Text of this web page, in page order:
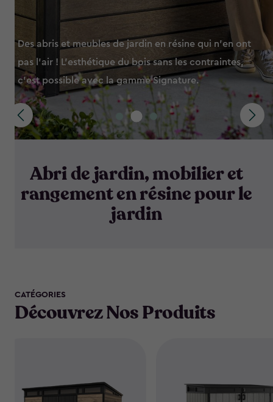
Des abris et meubles de jardin en résine qui n'en ont
pas l'air ! L'esthétique du bois sans les contraintes,
c'est possible avec la gamme Signature.
Abri de jardin, mobilier et
rangement en résine pour le
jardin
CATÉGORIES
Découvrez Nos Produits